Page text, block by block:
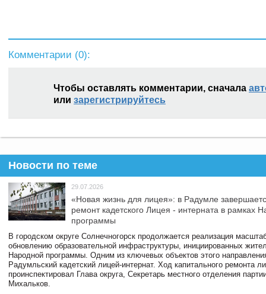
Комментарии (0):
Чтобы оставлять комментарии, сначала
или зарегистрируйтесь
Новости по теме
29.07.2026
«Новая жизнь для лицея»: в Радумле
ремонт кадетского Лицея - интерната в рамках
программы
В городском округе Солнечногорск продолжается реализация
обновлению образовательной инфраструктуры, инициированных
Народной программы. Одним из ключевых объектов этого
Радумльский кадетский лицей-интернат. Ход капитального ремонта
проинспектировал Глава округа, Секретарь местного отделения
Михальков.